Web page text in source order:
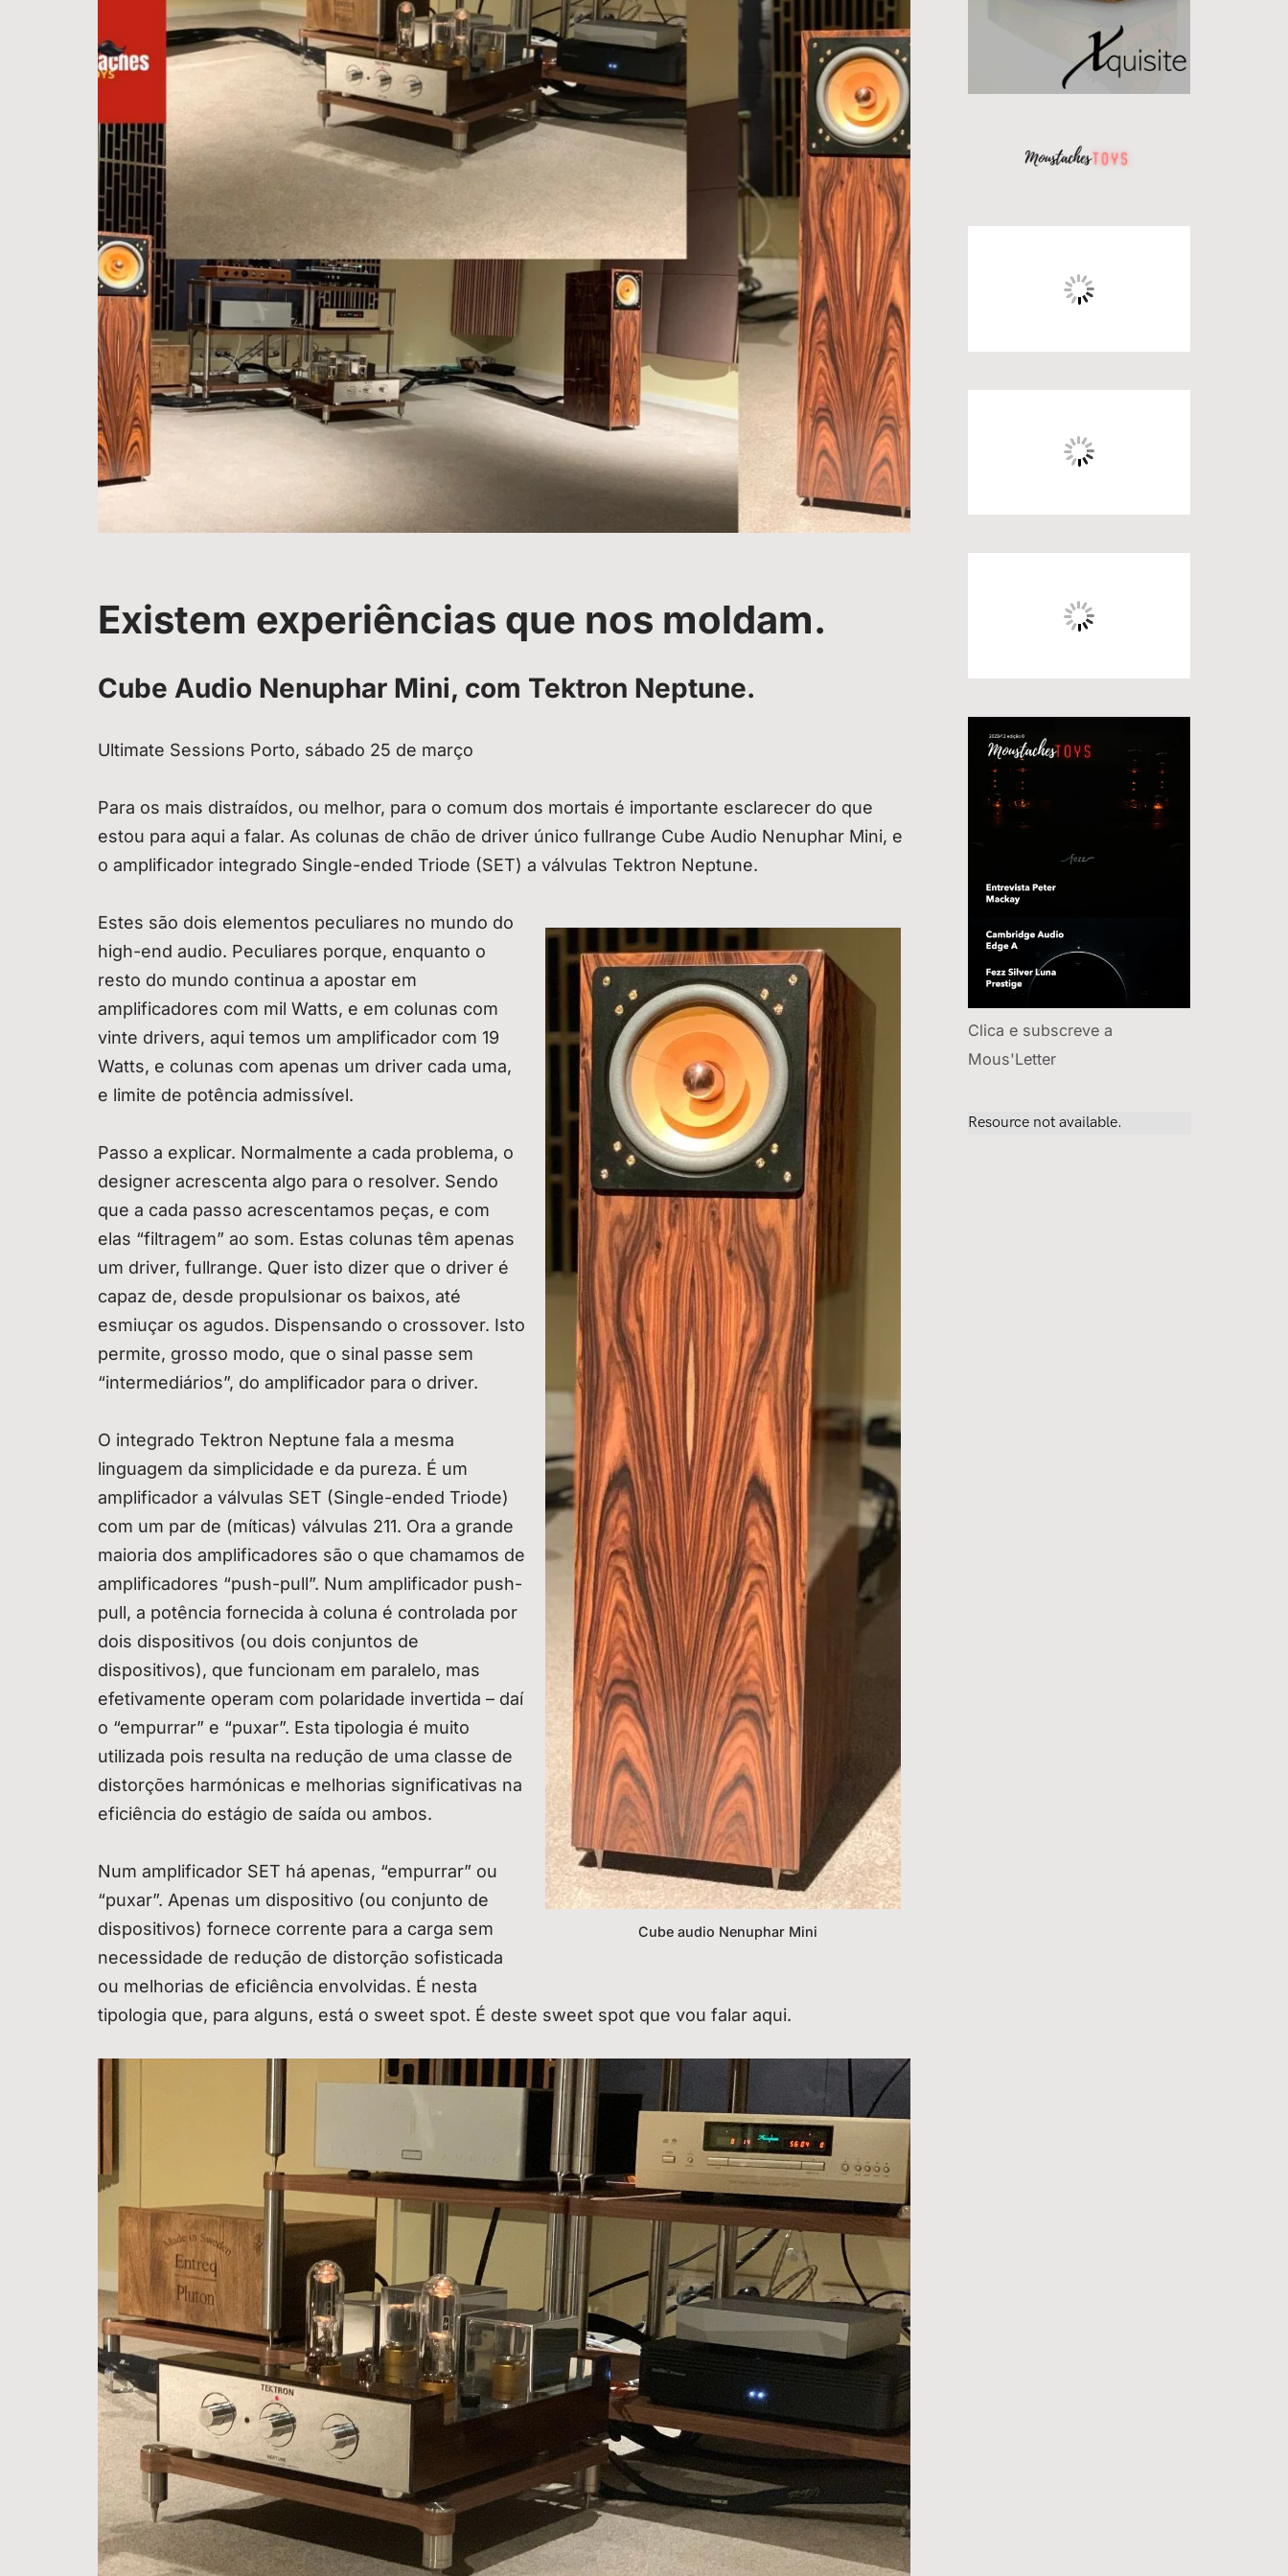
Existem experiências que nos moldam.
Cube Audio Nenuphar Mini, com Tektron Neptune.
Ultimate Sessions Porto, sábado 25 de março
Para os mais distraídos, ou melhor, para o comum dos mortais é importante esclarecer do que
estou para aqui a falar. As colunas de chão de driver único fullrange Cube Audio Nenuphar Mini, e
o amplificador integrado Single-ended Triode (SET) a válvulas Tektron Neptune.
Cube audio Nenuphar Mini
Estes são dois elementos peculiares no mundo do
high-end audio. Peculiares porque, enquanto o
resto do mundo continua a apostar em
amplificadores com mil Watts, e em colunas com
vinte drivers, aqui temos um amplificador com 19
Watts, e colunas com apenas um driver cada uma,
e limite de potência admissível.
Passo a explicar. Normalmente a cada problema, o
designer acrescenta algo para o resolver. Sendo
que a cada passo acrescentamos peças, e com
elas “filtragem” ao som. Estas colunas têm apenas
um driver, fullrange. Quer isto dizer que o driver é
capaz de, desde propulsionar os baixos, até
esmiuçar os agudos. Dispensando o crossover. Isto
permite, grosso modo, que o sinal passe sem
“intermediários”, do amplificador para o driver.
O integrado Tektron Neptune fala a mesma
linguagem da simplicidade e da pureza. É um
amplificador a válvulas SET (Single-ended Triode)
com um par de (míticas) válvulas 211. Ora a grande
maioria dos amplificadores são o que chamamos de
amplificadores “push-pull”. Num amplificador push-
pull, a potência fornecida à coluna é controlada por
dois dispositivos (ou dois conjuntos de
dispositivos), que funcionam em paralelo, mas
efetivamente operam com polaridade invertida – daí
o “empurrar” e “puxar”. Esta tipologia é muito
utilizada pois resulta na redução de uma classe de
distorções harmónicas e melhorias significativas na
eficiência do estágio de saída ou ambos.
Num amplificador SET há apenas, “empurrar” ou
“puxar”. Apenas um dispositivo (ou conjunto de
dispositivos) fornece corrente para a carga sem
necessidade de redução de distorção sofisticada
ou melhorias de eficiência envolvidas. É nesta
tipologia que, para alguns, está o sweet spot. É deste sweet spot que vou falar aqui.
Clica e subscreve a
Mous'Letter